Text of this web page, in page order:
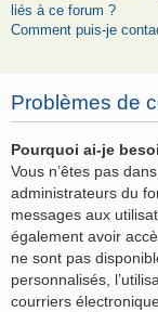
liés à ce forum ?
Comment puis-je
Problèmes de
Pourquoi ai-je
Vous n’êtes pas
administrateurs du
messages aux
également avoir
ne sont pas
personnalisés,
courriers